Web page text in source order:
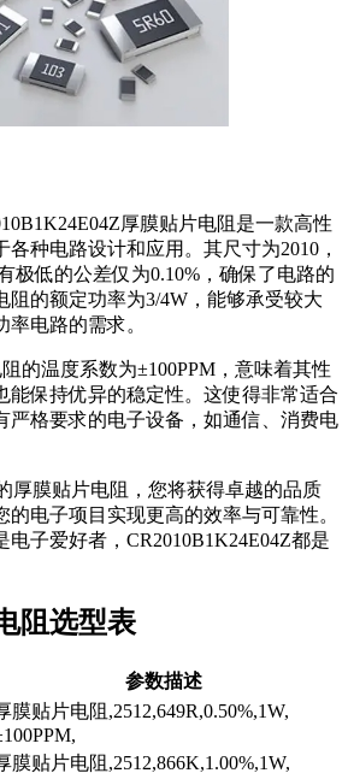
厚膜贴片电阻是一款高性
种电路设计和应用。其尺寸为2010，
极低的公差仅为0.10%，确保了电路的
阻的额定功率为3/4W，能够承受较大
电路的需求。
的温度系数为±100PPM，意味着其性
能保持优异的稳定性。这使得非常适合
严格要求的电子设备，如通信、消费电
厚膜贴片电阻，您将获得卓越的品质
电子项目实现更高的效率与可靠性。
子爱好者，CR2010B1K24E04Z都是
阻选型表
参数描述
膜贴片电阻,2512,649R,0.50%,1W,
膜贴片电阻,2512,866K,1.00%,1W,